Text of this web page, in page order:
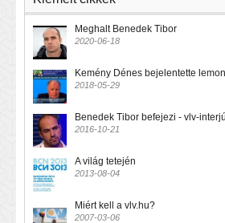
Meghalt Benedek Tibor
2020-06-18
Kemény Dénes bejelentette
2018-05-29
Benedek Tibor befejezi - vlv-
2016-10-21
A világ tetején
2013-08-04
Miért kell a vlv.hu?
2007-03-06